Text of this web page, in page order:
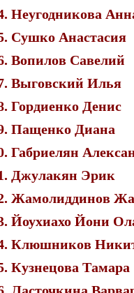
Неугодникова
Сушко Анастасия
Вопилов Савелий
Выговский Илья
Гордиенко Денис
Пащенко Диана
Габриелян
Джулакян Эрик
Жамолиддинов
Йоухиахо Йони
Клюшников
Кузнецова Тамара